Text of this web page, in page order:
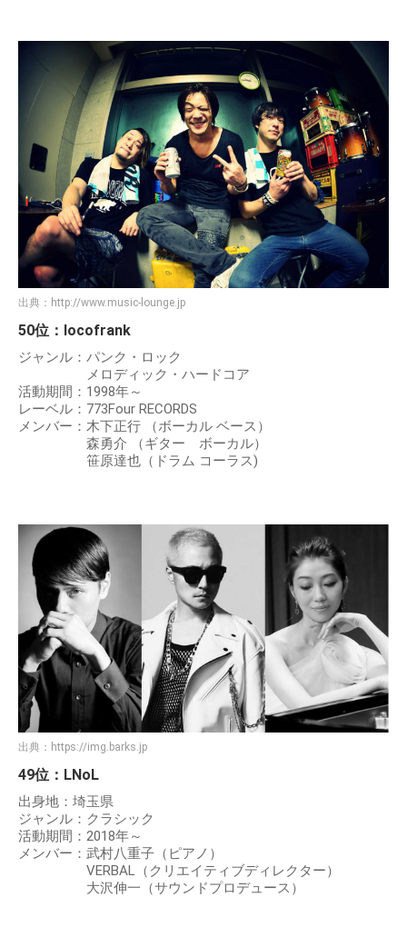
出典： http://www.music-lounge.jp
50位：locofrank
ジャンル：パンク・ロック
メロディック・ハードコア
活動期間：1998年～
レーベル：773Four RECORDS
メンバー：木下正行 （ボーカル ベース）
森勇介 （ギター ボーカル）
笹原達也（ドラム コーラス)
出典： https://img.barks.jp
49位：LNoL
出身地：埼玉県
ジャンル：クラシック
活動期間：2018年～
メンバー：武村八重子（ピアノ）
VERBAL（クリエイティブディレクター）
大沢伸一（サウンドプロデュース）